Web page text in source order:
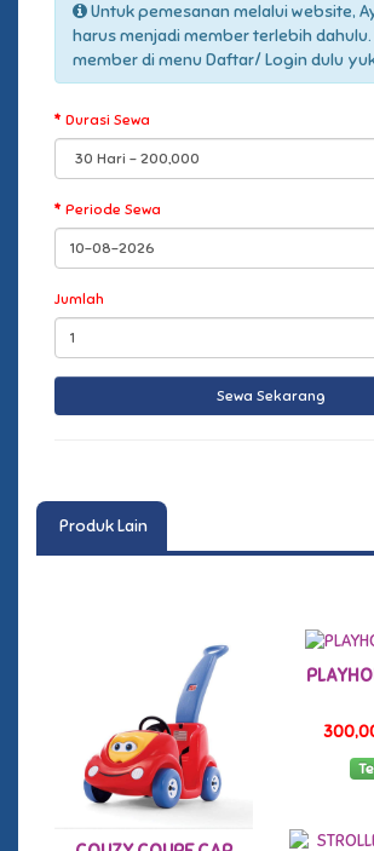
Untuk pemesanan melalui website,
harus menjadi member terlebih
member di menu Daftar/ Login dulu
Durasi Sewa
Periode Sewa
Jumlah
Produk Lain